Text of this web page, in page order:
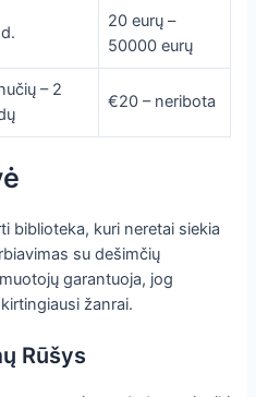
20 eurų –
50000 eurų
– 2
€20 – neribota
biblioteka, kuri neretai siekia
su dešimčių
garantuoja, jog
žanrai.
Rūšys